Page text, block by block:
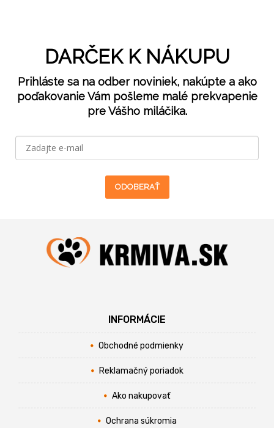
DARČEK K NÁKUPU
Prihláste sa na odber noviniek, nakúpte a ako
poďakovanie Vám pošleme malé prekvapenie
pre Vášho miláčika.
ODOBERAŤ
INFORMÁCIE
Obchodné podmienky
Reklamačný poriadok
Ako nakupovať
Ochrana súkromia